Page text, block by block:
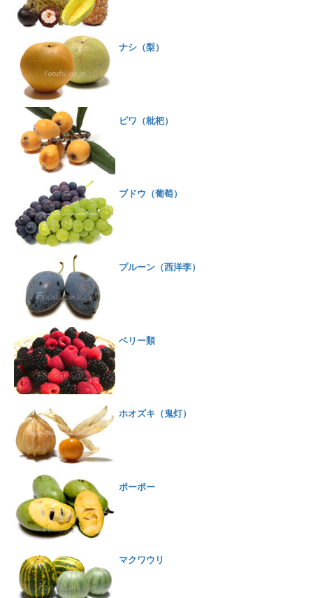
ナシ（梨）
ビワ（枇杷）
ブドウ（葡萄）
プルーン（西洋李）
ベリー類
ホオズキ（鬼灯）
ポーポー
マクワウリ